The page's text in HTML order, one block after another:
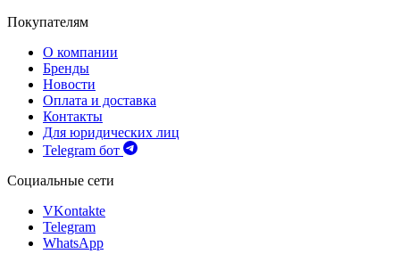
Покупателям
О компании
Бренды
Новости
Оплата и доставка
Контакты
Для юридических лиц
Telegram бот
Социальные сети
VKontakte
Telegram
WhatsApp